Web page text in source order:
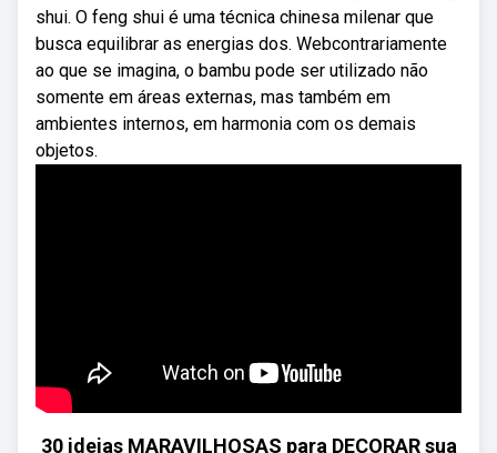
shui. O feng shui é uma técnica chinesa milenar que
busca equilibrar as energias dos. Webcontrariamente
ao que se imagina, o bambu pode ser utilizado não
somente em áreas externas, mas também em
ambientes internos, em harmonia com os demais
objetos.
30 ideias MARAVILHOSAS para DECORAR sua